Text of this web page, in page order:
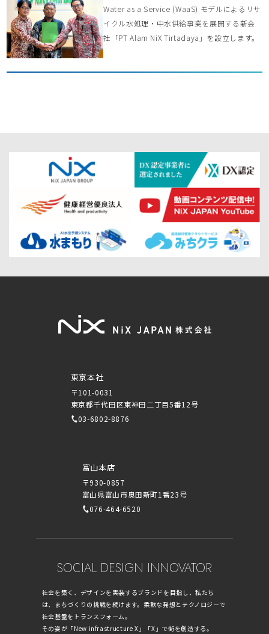
Water as a Service (WaaS) モデルによるリサ
イクル水処理・中水供給事業を展開する新会
社「PT Alam NiX Tirtadaya」を設立します。
東京本社
〒101-0031
東京都千代田区東神田二丁目5番12号
03-6802-8876
富山本店
〒930-0857
富山県富山市奥田新町1番23号
076-464-6520
SOCIAL DESIGN INNOVATOR
社会を築く、デザインを実装するブランドを目指し、私たち
は、まちづくりの挑戦を続けます。柔軟な発想とテクノロジーで
社会基盤をトランスフォーム。
その姿が「New infrastructure X」「X」で街を創造する。